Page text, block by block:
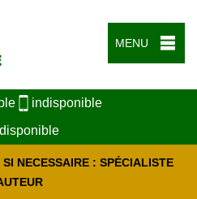
MENU
indisponible
NECESSAIRE : SPÉCIALISTE